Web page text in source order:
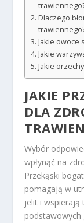
Dlaczego
Jakie owoce
Jakie
Jakie
JAKIE
DLA
Wybór
wpłynąć na
Przekąski
pomagają w
jelit i wspierają
podstawowych